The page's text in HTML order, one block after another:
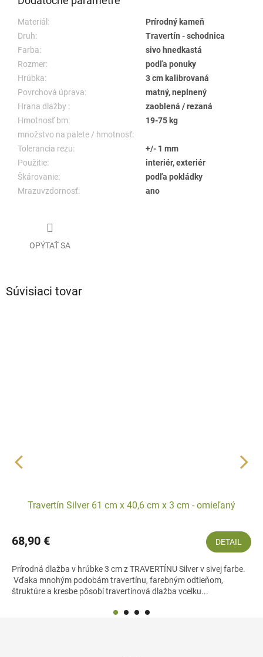
Materiál:
Prírodný kameň
Druh:
Travertín - schodnica
Farba:
sivo hnedkastá
Rozmer:
podľa ponuky
Hrúbka:
3 cm kalibrovaná
Povrchová úprava:
matný, neplnený
Hrana dlažby :
zaoblená / rezaná
Hmotnosť bm:
19-75 kg
množstvo na palete / hmotnosť:
Tolerancia rezu:
+/- 1 mm
Použitie:
interiér, exteriér
Škárovanie:
podľa pokládky
Mrazuvzdornosť:
ano
OPÝTAŤ SA
Súvisiaci tovar
Travertín Silver 61 cm x 40,6 cm x 3 cm - omieľaný
68,90 € DETAIL
Prírodná dlažba v hrúbke 3 cm z TRAVERTÍNU Silver v sivej farbe.
Vďaka mnohým podobám travertínu, farebným odtieňom,
štruktúre a kresbe pôsobí travertínová dlažba vcelku...